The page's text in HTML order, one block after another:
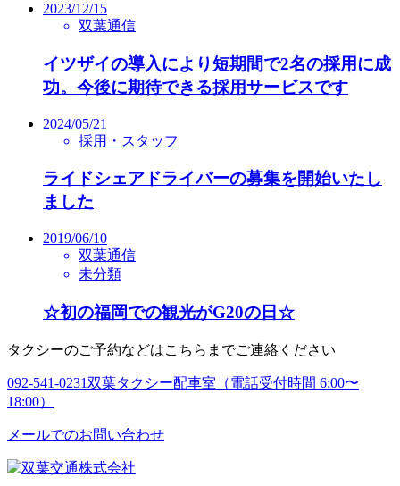
2023/12/15
双葉通信
イツザイの導入により短期間で2名の採用に成
功。今後に期待できる採用サービスです
2024/05/21
採用・スタッフ
ライドシェアドライバーの募集を開始いたし
ました
2019/06/10
双葉通信
未分類
☆初の福岡での観光がG20の日☆
タクシーのご予約などはこちらまでご連絡ください
092-541-0231双葉タクシー配車室（電話受付時間 6:00〜
18:00）
メールでのお問い合わせ